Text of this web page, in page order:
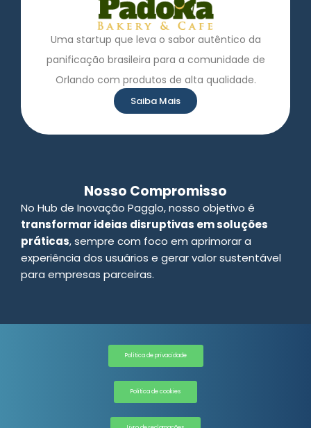
Uma startup que leva o sabor autêntico da
panificação brasileira para a comunidade de
Orlando com produtos de alta qualidade.
Saiba Mais
Nosso Compromisso
No Hub de Inovação Pagglo, nosso objetivo é
transformar ideias disruptivas em soluções
práticas, sempre com foco em aprimorar a
experiência dos usuários e gerar valor sustentável
para empresas parceiras.
Política de privacidade
Politica de cookies